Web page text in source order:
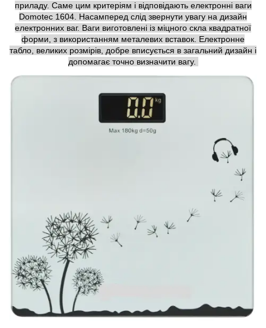
приладу. Саме цим критеріям і відповідають електронні ваги
Domotec 1604. Насамперед слід звернути увагу на дизайн
електронних ваг. Ваги виготовлені із міцного скла квадратної
форми, з використанням металевих вставок. Електронне
табло, великих розмірів, добре вписується в загальний дизайн і
допомагає точно визначити вагу.